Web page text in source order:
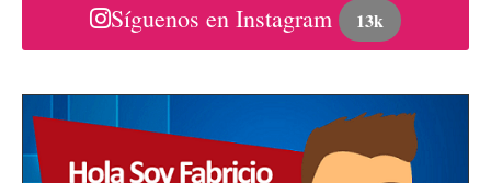
Síguenos en Instagram 13k